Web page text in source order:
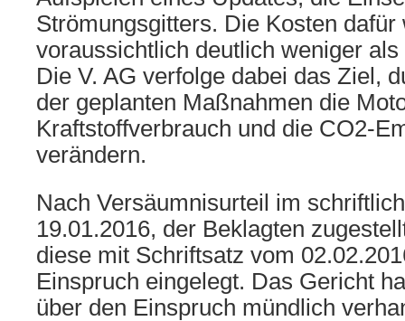
Strömungsgitters. Die Kosten dafür
voraussichtlich deutlich weniger
Die V. AG verfolge dabei das Ziel,
der geplanten Maßnahmen die
Kraftstoffverbrauch und die CO2-
verändern.
Nach Versäumnisurteil im
19.01.2016, der Beklagten
diese mit Schriftsatz vom
Einspruch eingelegt. Das Gericht
über den Einspruch mündlich